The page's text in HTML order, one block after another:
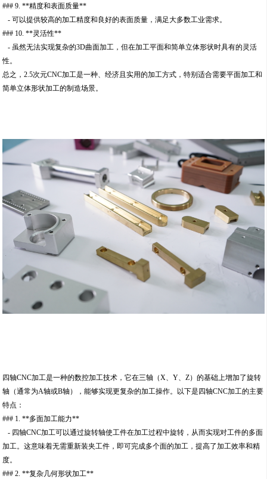
### 9. **精度和表面质量**
- 可以提供较高的加工精度和良好的表面质量，满足大多数工业需求。
### 10. **灵活性**
- 虽然无法实现复杂的3D曲面加工，但在加工平面和简单立体形状时具有的灵活
性。
总之，2.5次元CNC加工是一种、经济且实用的加工方式，特别适合需要平面加工和
简单立体形状加工的制造场景。
四轴CNC加工是一种的数控加工技术，它在三轴（X、Y、Z）的基础上增加了旋转
轴（通常为A轴或B轴），能够实现更复杂的加工操作。以下是四轴CNC加工的主要
特点：
### 1. **多面加工能力**
- 四轴CNC加工可以通过旋转轴使工件在加工过程中旋转，从而实现对工件的多面
加工。这意味着无需重新装夹工件，即可完成多个面的加工，提高了加工效率和精
度。
### 2. **复杂几何形状加工**